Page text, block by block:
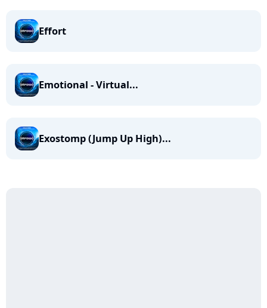
Effort
Emotional - Virtual...
Exostomp (Jump Up High)...